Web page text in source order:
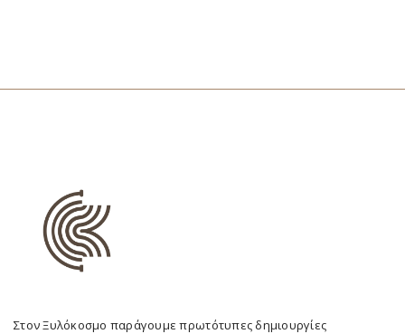
Στον Ξυλόκοσμο παράγουμε πρωτότυπες δημιουργίες